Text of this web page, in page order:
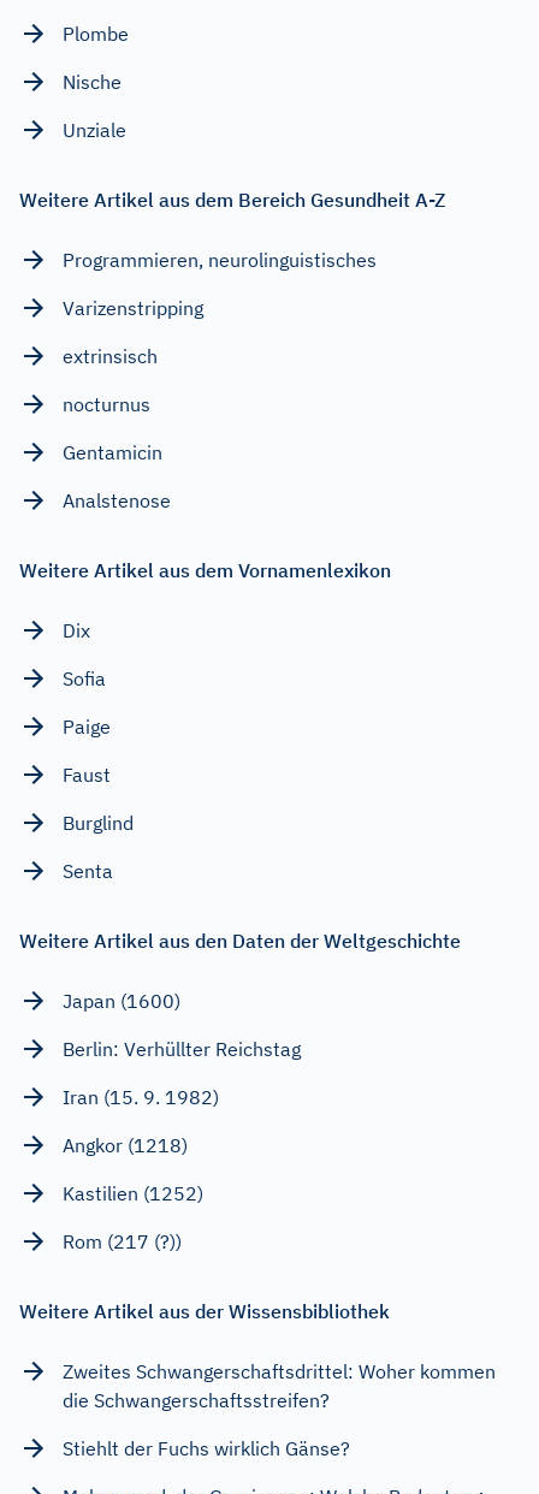
Plombe
Nische
Unziale
Weitere Artikel aus dem Bereich Gesundheit A-Z
Programmieren, neurolinguistisches
Varizenstripping
extrinsisch
nocturnus
Gentamicin
Analstenose
Weitere Artikel aus dem Vornamenlexikon
Dix
Sofia
Paige
Faust
Burglind
Senta
Weitere Artikel aus den Daten der Weltgeschichte
Japan (1600)
Berlin: Verhüllter Reichstag
Iran (15. 9. 1982)
Angkor (1218)
Kastilien (1252)
Rom (217 (?))
Weitere Artikel aus der Wissensbibliothek
Zweites Schwangerschaftsdrittel: Woher kommen
die Schwangerschaftsstreifen?
Stiehlt der Fuchs wirklich Gänse?